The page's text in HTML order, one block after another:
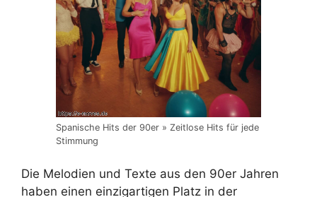
Spanische Hits der 90er » Zeitlose Hits für jede
Stimmung
Die Melodien und Texte aus den 90er Jahren
haben einen einzigartigen Platz in der